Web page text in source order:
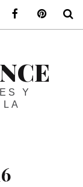
Y
ir a mi twitterir a mi facebook
ir a mi